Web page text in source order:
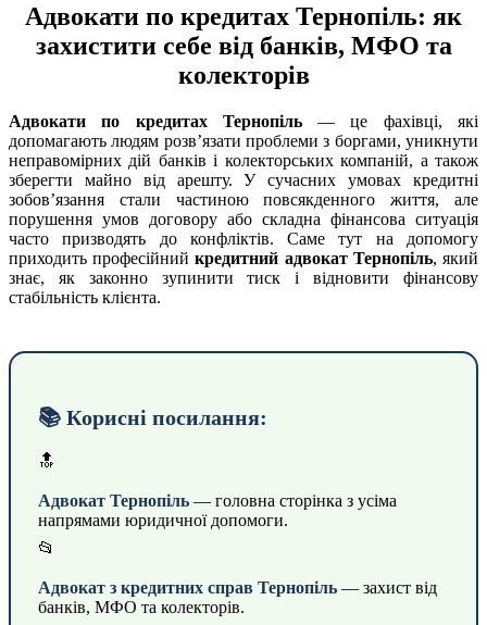
Адвокати по кредитах Тернопіль: як
захистити себе від банків, МФО та
колекторів
Адвокати по кредитах Тернопіль— це фахівці, які
допомагають людям розв’язати проблеми з боргами, уникнути
неправомірних дій банків і колекторських компаній, а також
зберегти майно від арешту. У сучасних умовах кредитні
зобов’язання стали частиною повсякденного життя, але
порушення умов договору або складна фінансова ситуація
часто призводять до конфліктів. Саме тут на допомогу
приходить професійнийкредитний адвокат Тернопіль, який
знає, як законно зупинити тиск і відновити фінансову
стабільність клієнта.
📚 Корисні посилання:
🔝
Адвокат Тернопіль — головна сторінка з усіма
напрямами юридичної допомоги.
📂
Адвокат з кредитних справ Тернопіль — захист від
банків, МФО та колекторів.